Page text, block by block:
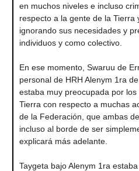
en muchos niveles e incluso
respecto a la gente de la
ignorando sus necesidades y
individuos y como colectivo.
En ese momento, Swaruu de
personal de HRH Alenym 1ra
estaba muy preocupada por
Tierra con respecto a muchas
de la Federación, que ambas
incluso al borde de ser
explicará más adelante.
Taygeta bajo Alenym 1ra